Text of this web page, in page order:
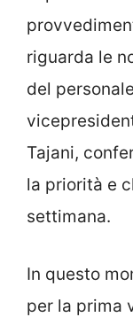
riguarda le
del
Tajani,
la priorità e
settimana.
In questo
per la prima